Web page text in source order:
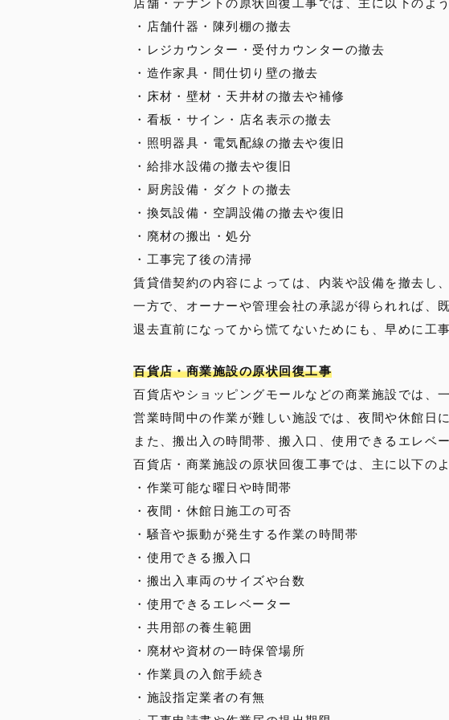
店舗・テナントの原状回復工事では、主に以下のよ
・店舗什器・陳列棚の撤去
・レジカウンター・受付カウンターの撤去
・造作家具・間仕切り壁の撤去
・床材・壁材・天井材の撤去や補修
・看板・サイン・店名表示の撤去
・照明器具・電気配線の撤去や復旧
・給排水設備の撤去や復旧
・厨房設備・ダクトの撤去
・換気設備・空調設備の撤去や復旧
・廃材の搬出・処分
・工事完了後の清掃
賃貸借契約の内容によっては、内装や設備を撤去し
一方で、オーナーや管理会社の承認が得られれば、
退去直前になってから慌てないためにも、早めに工
百貨店・商業施設の原状回復工事
百貨店やショッピングモールなどの商業施設では、
営業時間中の作業が難しい施設では、夜間や休館日
また、搬出入の時間帯、搬入口、使用できるエレベ
百貨店・商業施設の原状回復工事では、主に以下の
・作業可能な曜日や時間帯
・夜間・休館日施工の可否
・騒音や振動が発生する作業の時間帯
・使用できる搬入口
・搬出入車両のサイズや台数
・使用できるエレベーター
・共用部の養生範囲
・廃材や資材の一時保管場所
・作業員の入館手続き
・施設指定業者の有無